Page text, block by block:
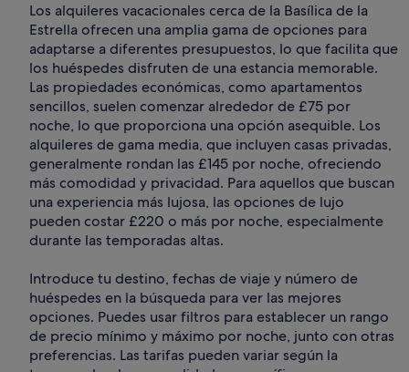
Los alquileres vacacionales cerca de la Basílica de la
Estrella ofrecen una amplia gama de opciones para
adaptarse a diferentes presupuestos, lo que facilita que
los huéspedes disfruten de una estancia memorable.
Las propiedades económicas, como apartamentos
sencillos, suelen comenzar alrededor de £75 por
noche, lo que proporciona una opción asequible. Los
alquileres de gama media, que incluyen casas privadas,
generalmente rondan las £145 por noche, ofreciendo
más comodidad y privacidad. Para aquellos que buscan
una experiencia más lujosa, las opciones de lujo
pueden costar £220 o más por noche, especialmente
durante las temporadas altas.
Introduce tu destino, fechas de viaje y número de
huéspedes en la búsqueda para ver las mejores
opciones. Puedes usar filtros para establecer un rango
de precio mínimo y máximo por noche, junto con otras
preferencias. Las tarifas pueden variar según la